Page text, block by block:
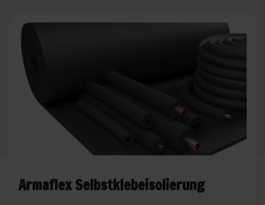
Armaflex Selbstklebeisolierung